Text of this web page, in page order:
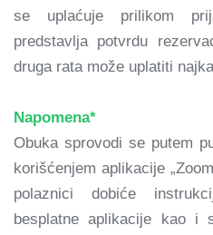
se uplaćuje prilikom
predstavlja potvrdu
druga rata može uplatiti
Napomena*
Obuka sprovodi se putem
korišćenjem aplikacije
polaznici dobiće
besplatne aplikacije kao i